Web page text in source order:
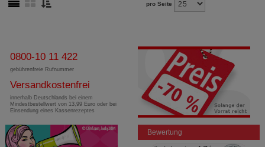
pro Seite
0800-10 11 422
gebührenfreie Rufnummer
Versandkostenfrei
innerhalb Deutschlands bei einem
Mindestbestellwert von 13,99 Euro oder bei
Einsendung eines Kassenrezeptes
Bewertung